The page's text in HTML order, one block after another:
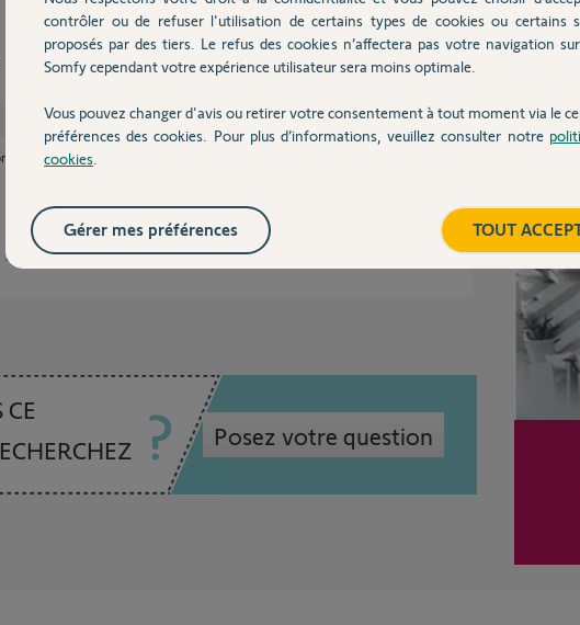
il y a presque 2 ans
car ma recherche était bien freinée par ce manque
il y a presque 2 ans
CE
Posez votre question
ILMO?
9réponses
contrôler ou de refuser l'utilisation de certains types de cookies ou certains
proposés par des tiers. Le refus des cookies n’affectera pas votre navigation
Somfy cependant votre expérience utilisateur sera moins optimale.
Vous pouvez changer d'avis ou retirer votre consentement à tout moment via le
préférences des cookies. Pour plus d’informations, veuillez consulter notre
cookies
TOUT
Gérer mes préférences